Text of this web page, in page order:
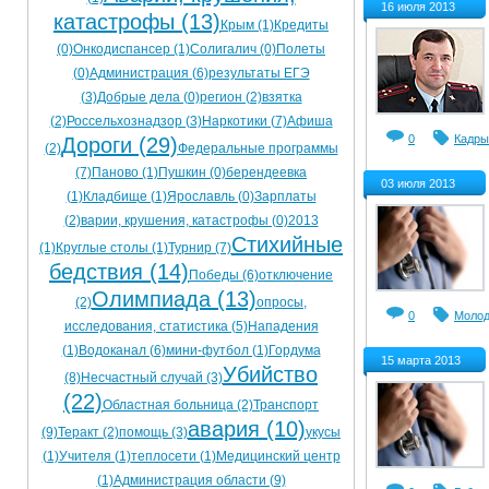
16 июля 2013
0 Кадры
03 июля 2013
0
15 марта 2013
катастрофы (13) Крым (1)Кредиты
(0)Онкодиспансер (1)Солигалич (0)Полеты
(0)Администрация (6)результаты ЕГЭ
(3)Добрые дела (0)регион (2)взятка
(2)Россельхознадзор (3)Наркотики (7)Афиша
(2)Дороги (29)Федеральные программы
(7)Паново (1)Пушкин (0)берендеевка
(1)Кладбище (1)Ярославль (0)Зарплаты
(2)варии, крушения, катастрофы (0)2013
(1)Круглые столы (1)Турнир (7)Стихийные
бедствия (14) Победы (6)отключение
(2)Олимпиада (13)опросы,
исследования, статистика (5)Нападения
(1)Водоканал (6)мини-футбол (1)Гордума
(8)Несчастный случай (3)Убийство
(22)Областная больница (2)Транспорт
(9)Теракт (2)помощь (3)авария (10)укусы
(1)Учителя (1)теплосети (1)Медицинский центр
(1)Администрация области (9)